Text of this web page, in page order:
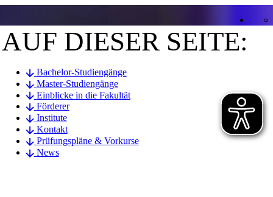
AUF DIESER SEITE:
Bachelor-Studiengänge
Master-Studiengänge
Einblicke in die Fakultät
Förderer
Institute
Kontakt
Prüfungspläne & Vorkurse
News